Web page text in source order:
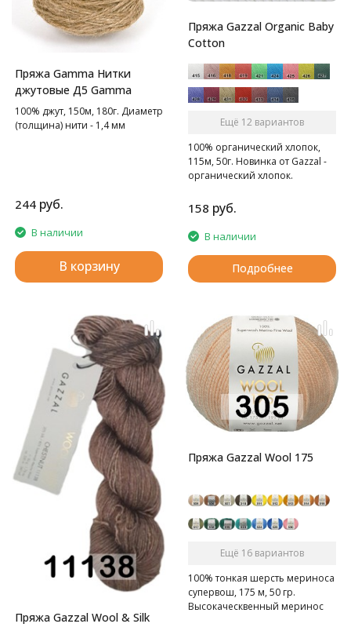
Пряжа Gamma Нитки
джутовые Д5 Gamma
100% джут, 150м, 180г. Диаметр
(толщина) нити - 1,4 мм
244 руб.
В наличии
В корзину
Пряжа Gazzal Organic Baby
Cotton
Ещё 12 вариантов
100% органический хлопок,
115м, 50г. Новинка от Gazzal -
органический хлопок.
158 руб.
В наличии
Подробнее
Пряжа Gazzal Wool & Silk
Пряжа Gazzal Wool 175
Ещё 16 вариантов
100% тонкая шерсть мериноса
супервош, 175 м, 50 гр.
Высокаческвенный меринос